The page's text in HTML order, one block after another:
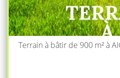
Terrain à bâtir de 900 m² à